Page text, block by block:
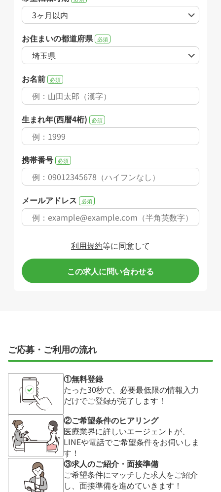
お住まいの都道府県 必須
お名前 必須
生まれ年(西暦4桁) 必須
携帯番号 必須
メールアドレス 必須
利用規約等に同意して
この求人に問い合わせる
ご応募・ご利用の流れ
①無料登録
たった30秒で、必要最低限の情報入力
だけでご登録が完了します！
②ご希望条件のヒアリング
医療業界に詳しいエージェントが、
LINEや電話でご希望条件をお伺いしま
す！
③求人のご紹介・面接準備
ご希望条件にマッチした求人をご紹介
し、面接準備を進めていきます！